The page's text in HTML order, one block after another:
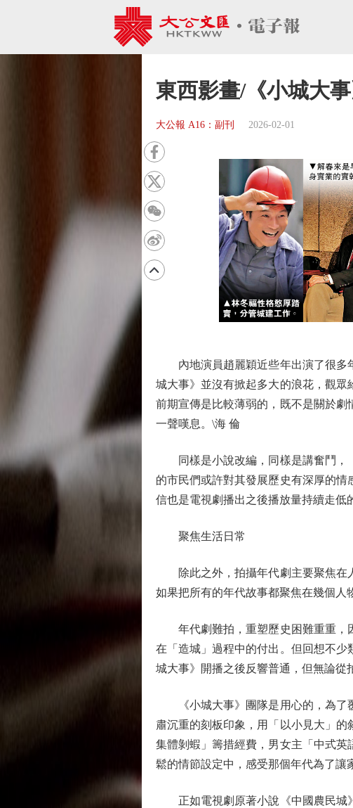
東西影畫/《小城大
大公報 A16：副刊 2026-02-01
內地演員趙麗穎近些年出演了很多
城大事》並沒有掀起多大的浪花，觀
前期宣傳是比較薄弱的，既不是關於
一聲嘆息。\海 倫
同樣是小說改編，同樣是講奮鬥，
的市民們或許對其發展歷史有深厚的
信也是電視劇播出之後播放量持續走低
聚焦生活日常
除此之外，拍攝年代劇主要聚焦在人
如果把所有的年代故事都聚焦在幾個人
年代劇難拍，重塑歷史困難重重，
在「造城」過程中的付出。但回想不
城大事》開播之後反響普通，但無論從
《小城大事》團隊是用心的，為了
肅沉重的刻板印象，用「以小見大」
集體剝蝦」籌措經費，男女主「中式
鬆的情節設定中，感受那個年代為了讓
正如電視劇原著小說《中國農民城